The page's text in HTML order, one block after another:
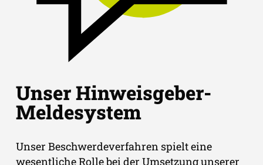
Unser Hinweisgeber-
Meldesystem
Unser Beschwerdeverfahren spielt eine
wesentliche Rolle bei der Umsetzung unserer